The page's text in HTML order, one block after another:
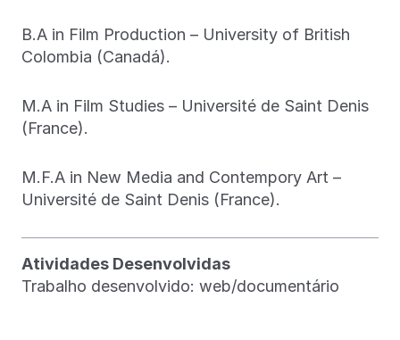
B.A in Film Production – University of British
Colombia (Canadá).
M.A in Film Studies – Université de Saint Denis
(France).
M.F.A in New Media and Contempory Art –
Université de Saint Denis (France).
Atividades Desenvolvidas
Trabalho desenvolvido: web/documentário